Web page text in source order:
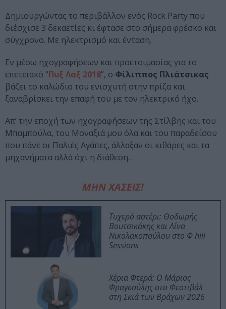
Δημιουργώντας το περιβάλλον ενός Rock Party που
διέσχισε 3 δεκαετίες κι έφτασε στο σήμερα φρέσκο και
σύγχρονο. Με ηλεκτρισμό και ένταση.
Εν μέσω ηχογραφήσεων και προετοιμασίας για το
επετειακό “Πυξ Λαξ 2018”, ο Φίλιππος Πλιάτσικας
βάζει το καλώδιο του ενισχυτή στην πρίζα και
ξαναβρίσκει την επαφή του με τον ηλεκτρικό ήχο.
Απ’ την εποχή των ηχογραφήσεων της Στίλβης και του
Μπαμπούλα, του Μοναξιά μου όλα και του παραδείσου
που πάνε οι Παλιές Αγάπες, άλλαξαν οι κιθάρες και τα
μηχανήματα αλλά όχι η διάθεση…
ΜΗΝ ΧΑΣΕΙΣ!
Τυχερό αστέρι: Θοδωρής
Βουτσικάκης και Λίνα
Νικολακοπούλου στο Φ hill
Sessions
Χέρια Φτερά: Ο Μάριος
Φραγκούλης στο Φεστιβάλ
στη Σκιά των Βράχων 2026